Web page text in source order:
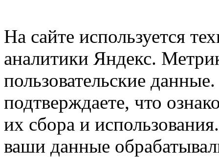
На сайте используется
аналитики Яндекс.
пользовательские
подтверждаете, что
их сбора и
ваши данные